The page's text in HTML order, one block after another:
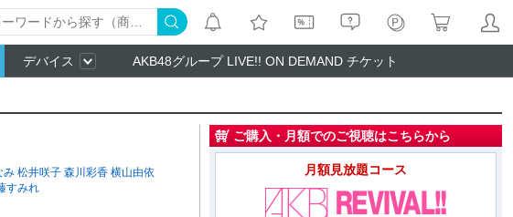
デバイス AKB48グループ LIVE!! ON DEMAND チケット
み 松井咲子 森川彩香 横山由依
すみれ
ご購入・月額でのご視聴はこちらから
月額見放題コース